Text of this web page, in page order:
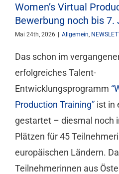
Berufsbilder
Service
Links
FORUM
Kontakt
Women’s Virtual
Bewerbung noch bis
Mai 24th, 2026 | Allgemein
Das schon im
erfolgreiches Talent-
Entwicklungsprogramm
Production Training” ist in
gestartet – diesmal noch
Plätzen für 45
europäischen Ländern.
Teilnehmerinnen aus